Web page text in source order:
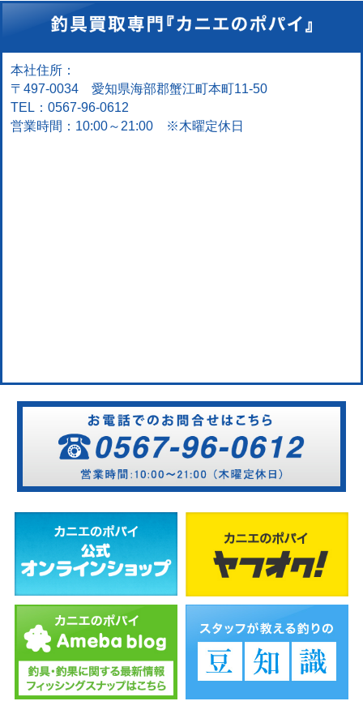
本社住所：
〒497-0034 愛知県海部郡蟹江町本町11-50
TEL：0567-96-0612
営業時間：10:00～21:00 ※木曜定休日